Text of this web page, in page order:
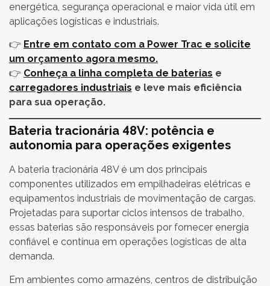
energética, segurança operacional e maior vida útil em
aplicações logísticas e industriais.
👉 Entre em contato com a Power Trac e solicite
um orçamento agora mesmo.
👉 Conheça a linha completa de baterias e
carregadores industriais e leve mais eficiência
para sua operação.
Bateria tracionária 48V: potência e
autonomia para operações exigentes
A bateria tracionária 48V é um dos principais
componentes utilizados em empilhadeiras elétricas e
equipamentos industriais de movimentação de cargas.
Projetadas para suportar ciclos intensos de trabalho,
essas baterias são responsáveis por fornecer energia
confiável e contínua em operações logísticas de alta
demanda.
Em ambientes como armazéns, centros de distribuição